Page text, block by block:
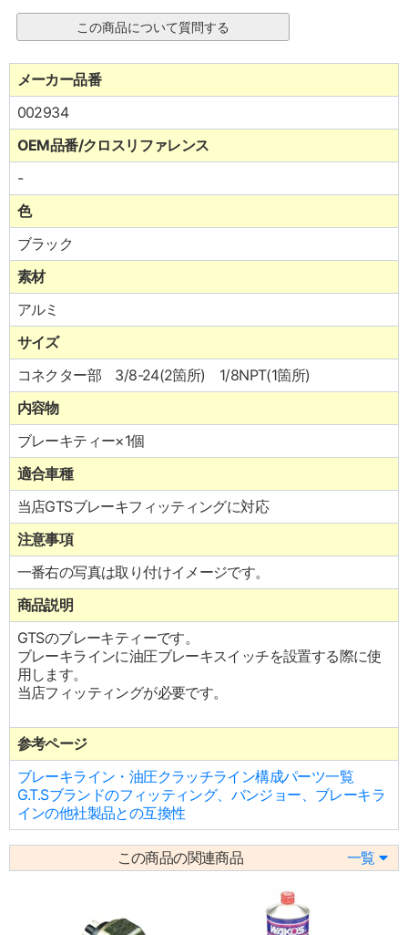
メーカー品番
002934
OEM品番/クロスリファレンス
-
色
ブラック
素材
アルミ
サイズ
コネクター部 3/8-24(2箇所) 1/8NPT(1箇所)
内容物
ブレーキティー×1個
適合車種
当店GTSブレーキフィッティングに対応
注意事項
一番右の写真は取り付けイメージです。
商品説明
GTSのブレーキティーです。
ブレーキラインに油圧ブレーキスイッチを設置する際に使
用します。
当店フィッティングが必要です。
参考ページ
ブレーキライン・油圧クラッチライン構成パーツ一覧
G.T.Sブランドのフィッティング、バンジョー、ブレーキラ
インの他社製品との互換性
この商品の関連商品 一覧